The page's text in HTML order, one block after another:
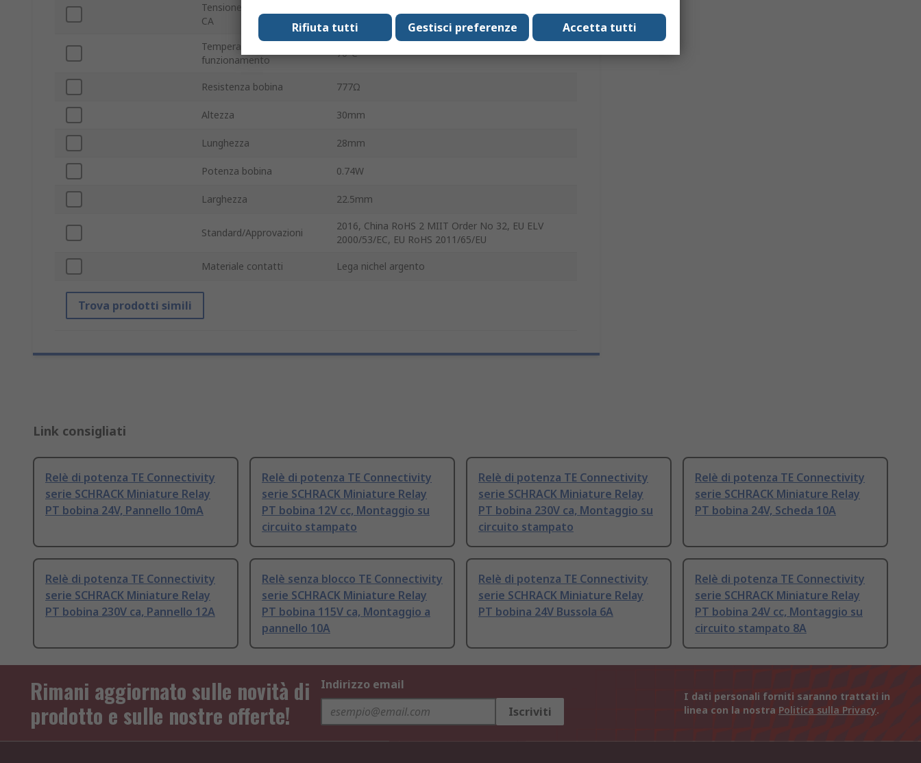
Tensione commutazione
CA
400V ca
Temperatura massima di
funzionamento
70°C
Resistenza bobina 777Ω
Altezza 30mm
Lunghezza 28mm
Potenza bobina 0.74W
Larghezza 22.5mm
Standard/Approvazioni
2016, China RoHS 2 MIIT Order No 32, EU ELV
2000/53/EC, EU RoHS 2011/65/EU
Materiale contatti Lega nichel argento
Trova prodotti simili
Link consigliati
Relè di potenza TE Connectivity
serie SCHRACK Miniature Relay
PT bobina 24V, Pannello 10mA
Relè di potenza TE Connectivity
serie SCHRACK Miniature Relay
PT bobina 12V cc, Montaggio su
circuito stampato
Relè di potenza TE Connectivity
serie SCHRACK Miniature Relay
PT bobina 230V ca, Montaggio su
circuito stampato
Relè di potenza TE Connectivity
serie SCHRACK Miniature Relay
PT bobina 24V, Scheda 10A
Relè di potenza TE Connectivity
serie SCHRACK Miniature Relay
PT bobina 230V ca, Pannello 12A
Relè senza blocco TE Connectivity
serie SCHRACK Miniature Relay
PT bobina 115V ca, Montaggio a
pannello 10A
Relè di potenza TE Connectivity
serie SCHRACK Miniature Relay
PT bobina 24V Bussola 6A
Relè di potenza TE Connectivity
serie SCHRACK Miniature Relay
PT bobina 24V cc, Montaggio su
circuito stampato 8A
Rimani aggiornato sulle novità di
prodotto e sulle nostre offerte!
Indirizzo email
Iscriviti
I dati personali forniti saranno trattati in
linea con la nostra Politica sulla Privacy.
Accetta tutti
Gestisci preferenze
Rifiuta tutti